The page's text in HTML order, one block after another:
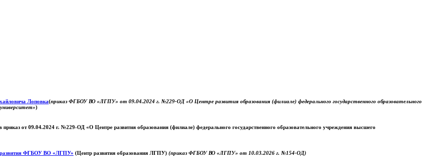
Лоповка(приказ ФГБОУ ВО «ЛГПУ» от 09.04.2024 г. №229-ОД «О Центре развития образования (филиале) федерального государственного образовательного
)
приказ от 09.04.2024 г. №229-ОД «О Центре развития образования (филиале) федерального государственного образовательного учреждения высшего
развития ФГБОУ ВО «ЛГПУ» (Центр развития образования ЛГПУ) (приказ ФГБОУ ВО «ЛГПУ» от 10.03.2026 г. №154-ОД)